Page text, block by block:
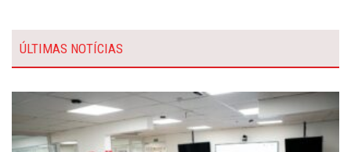
ÚLTIMAS NOTÍCIAS